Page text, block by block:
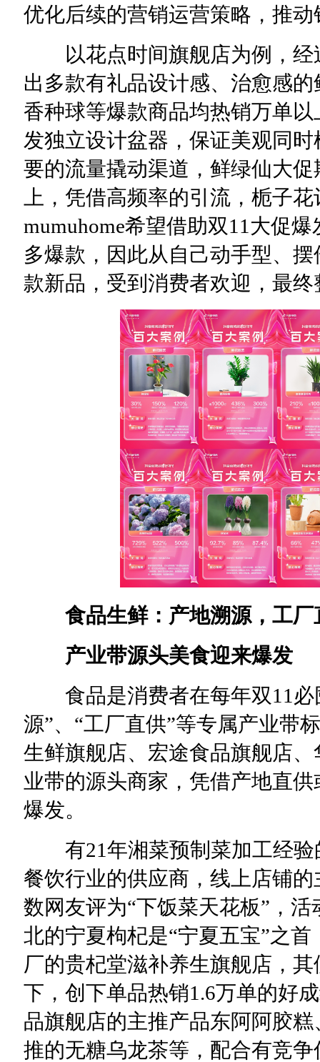
优化后续的营销运营策略，推
以花点时间旗舰店为例，经
出多款有礼品设计感、治愈感
香种球等爆款商品均热销万单
发独立设计盆器，保证美观同
要的流量撬动渠道，鲜绿仙大
上，凭借高频率的引流，栀子
mumuhome希望借助双11大促
多爆款，因此从自己动手型、
款新品，受到消费者欢迎，最
食品生鲜：产地溯源，工厂
产业带源头美食迎来爆发
食品是消费者在每年双11必
源”、“工厂直供”等专属产业带
生鲜旗舰店、宏途食品旗舰店
业带的源头商家，凭借产地直
爆发。
有21年湘菜预制菜加工经验
餐饮行业的供应商，线上店铺
数网友评为“下饭菜天花板”，
北的宁夏枸杞是“宁夏五宝”之
厂的贵杞堂滋补养生旗舰店，
下，创下单品热销1.6万单的好
品旗舰店的主推产品东阿阿胶
推的无糖乌龙茶等，配合有竞